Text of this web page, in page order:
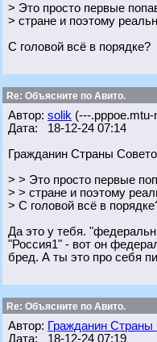
> Это просто первые
> стране и поэтому
С головой всё в порядке?
Re: Объясните по Авито.
Автор: solik (---.pppoe.mtu-
Дата: 18-12-24 07:14
Гражданин Страны
> > Это просто первые
> > стране и поэтому
> С головой всё в
Да это у тебя.
"Россия1" - вот он
бред. А ты это про себя
Re: Объясните по Авито.
Автор: Гражданин Страны
Дата: 18-12-24 07:19